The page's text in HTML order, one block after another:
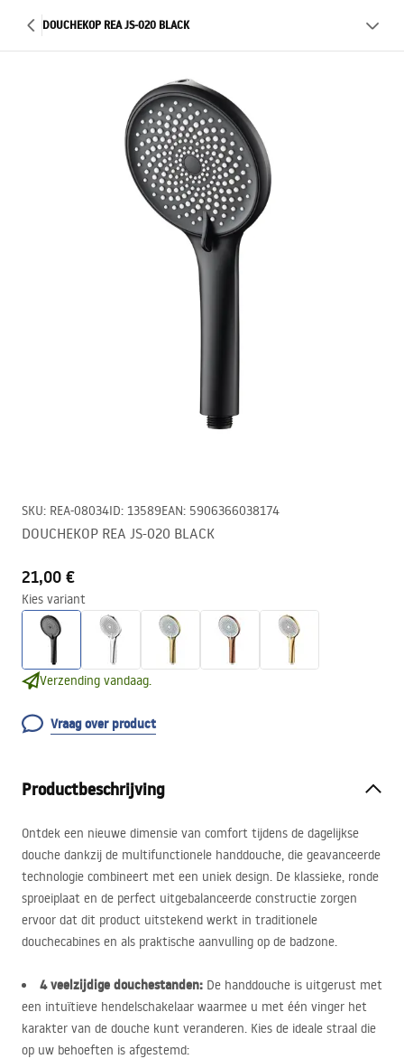
DOUCHEKOP REA JS-020 BLACK
SKU: REA-08034ID: 13589EAN: 5906366038174
DOUCHEKOP REA JS-020 BLACK
21,00 €
Kies variant
Verzending vandaag.
Vraag over product
Productbeschrijving
Ontdek een nieuwe dimensie van comfort tijdens de dagelijkse
douche dankzij de multifunctionele handdouche, die geavanceerde
technologie combineert met een uniek design. De klassieke, ronde
sproeiplaat en de perfect uitgebalanceerde constructie zorgen
ervoor dat dit product uitstekend werkt in traditionele
douchecabines en als praktische aanvulling op de badzone.
4 veelzijdige douchestanden: De handdouche is uitgerust met
een intuïtieve hendelschakelaar waarmee u met één vinger het
karakter van de douche kunt veranderen. Kies de ideale straal die
op uw behoeften is afgestemd: